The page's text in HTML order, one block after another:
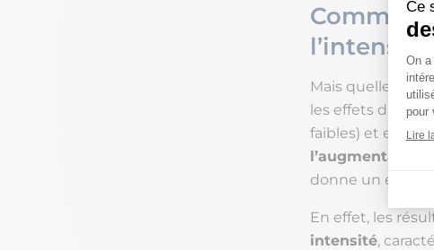
Mais quelle est
les effets d’un
faibles) et en
l’augmentation
donne un
En effet, les
intensité,